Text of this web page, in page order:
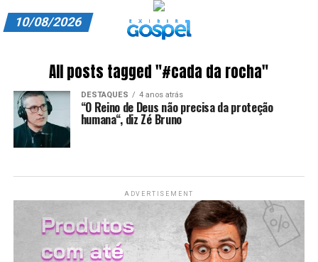
ASSINE
CARRINHO
EDITORIAL
EXPEDIENTE
10/08/2026
All posts tagged "#cada da rocha"
DESTAQUES 4 anos atrás
“O Reino de Deus não precisa da proteção
humana“, diz Zé Bruno
ADVERTISEMENT